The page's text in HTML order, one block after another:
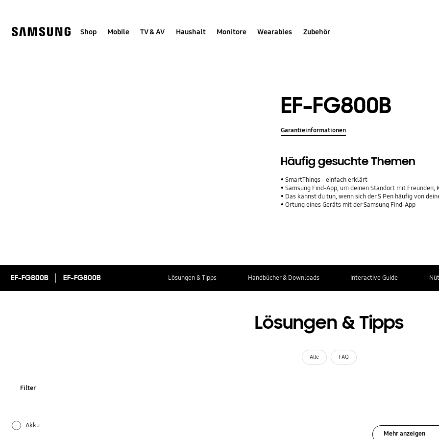
help
Shop Mobile TV & AV Haushalt Monitore Wearables Zubehör
EF-FG800B
Garantieinformationen
Häufig gesuchte Themen
SmartThings - einfach erklärt
Samsung Find-App, um deinen Standort mit Freunden,
Das kannst du tun, wenn sich der S Pen häufig von
Ortung eines Geräts mit der Samsung Find-App
EF-FG800B EF-FG800B Lösungen & Tipps Handbücher & Downloads Interactive Guide
Lösungen & Tipps
Alle FAQ
Filter
Akku
Mehr anzeigen